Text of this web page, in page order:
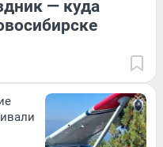
— куда